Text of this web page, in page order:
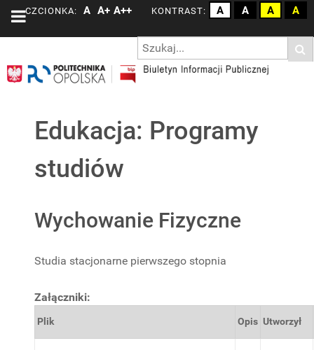
CZCIONKA: A A+ A++ KONTRAST: A A A A
Edukacja: Programy
studiów
Wychowanie Fizyczne
Studia stacjonarne pierwszego stopnia
Załączniki:
Plik Opis Utworzył